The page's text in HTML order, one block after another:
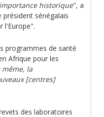
historique", a
sénégalais
l'Europe".
programmes de santé
Afrique pour les
la
[centres]
des laboratoires